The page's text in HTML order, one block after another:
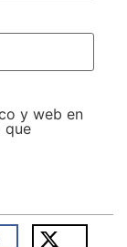
y web en
que